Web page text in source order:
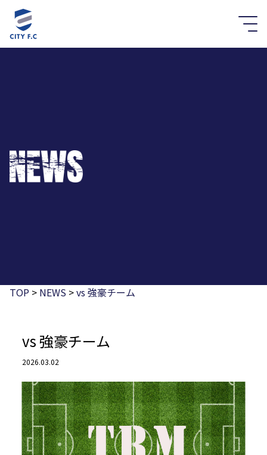
TOP > NEWS >vs 強豪チーム
vs 強豪チーム
2026.03.02